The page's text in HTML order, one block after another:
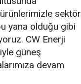
ürünlerimizle sektör
yana olduğu gibi
CW Enerji
güneş
devam